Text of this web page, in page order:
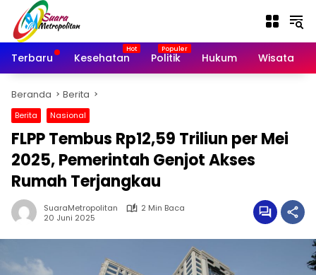
Langsung
konten
Terbaru
Kesehatan Politik Hukum Wisata
Beranda Berita
Berita Nasional
FLPP Tembus Rp12,59 Triliun per Mei
2025, Pemerintah Genjot Akses
Rumah Terjangkau
SuaraMetropolitan
2 Min Baca
20 Juni 2025